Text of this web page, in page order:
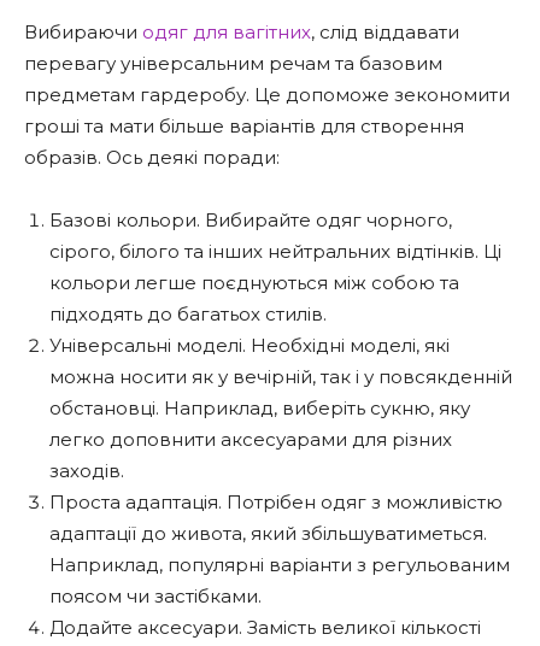
Вибираючи одяг для вагітних, слід віддавати
перевагу універсальним речам та базовим
предметам гардеробу. Це допоможе зекономити
гроші та мати більше варіантів для створення
образів. Ось деякі поради:
Базові кольори. Вибирайте одяг чорного,
сірого, білого та інших нейтральних відтінків. Ці
кольори легше поєднуються між собою та
підходять до багатьох стилів.
Універсальні моделі. Необхідні моделі, які
можна носити як у вечірній, так і у повсякденній
обстановці. Наприклад, виберіть сукню, яку
легко доповнити аксесуарами для різних
заходів.
Проста адаптація. Потрібен одяг з можливістю
адаптації до живота, який збільшуватиметься.
Наприклад, популярні варіанти з регульованим
поясом чи застібками.
Додайте аксесуари. Замість великої кількості